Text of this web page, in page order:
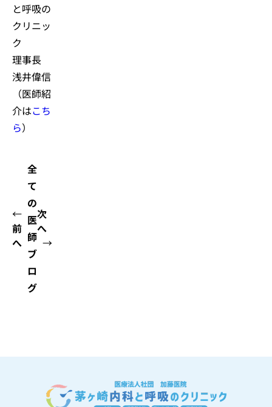
と呼吸の
クリニッ
ク
理事長
浅井偉信
（医師紹
介はこち
ら）
←
前
へ
全
て
の
医
師
ブ
ロ
グ
次
へ
→